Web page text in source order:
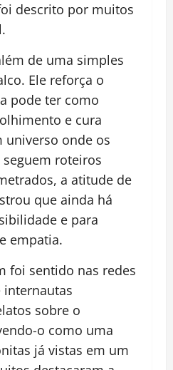
descrito por muitos
de uma simples
Ele reforça o
pode ter como
e cura
universo onde os
roteiros
a atitude de
que ainda há
e para
empatia.
foi sentido nas redes
internautas
sobre o
o como uma
já vistas em um